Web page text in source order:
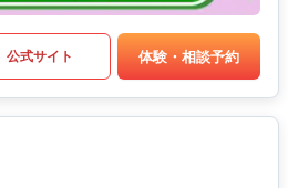
公式サイト 体験・相談予約